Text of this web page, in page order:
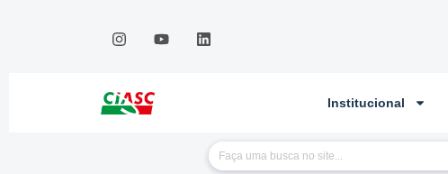
Institucional